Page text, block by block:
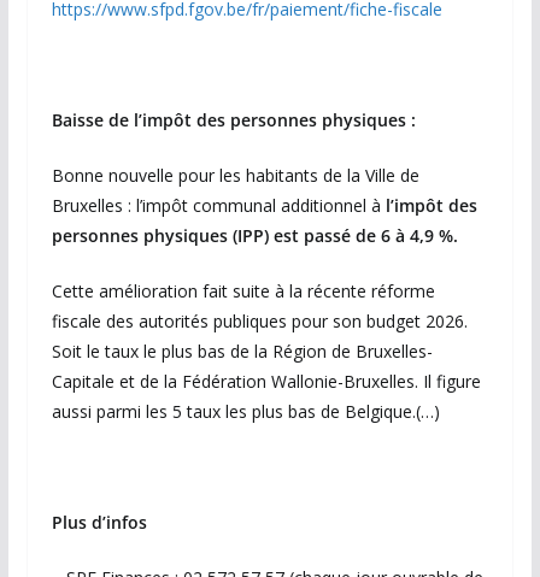
https://www.sfpd.fgov.be/fr/paiement/fiche-fiscale
Baisse de l’impôt des personnes physiques :
Bonne nouvelle pour les habitants de la Ville de
Bruxelles : l’impôt communal additionnel à l’impôt des
personnes physiques (IPP) est passé de 6 à 4,9 %.
Cette amélioration fait suite à la récente réforme
fiscale des autorités publiques pour son budget 2026.
Soit le taux le plus bas de la Région de Bruxelles-
Capitale et de la Fédération Wallonie-Bruxelles. Il figure
aussi parmi les 5 taux les plus bas de Belgique.(…)
Plus d’infos